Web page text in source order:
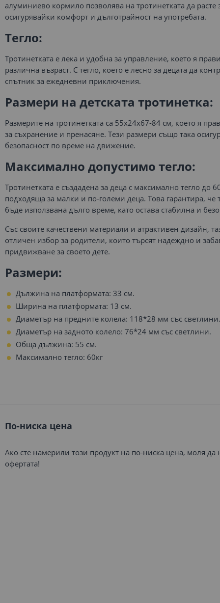
алуминиево кормило позволява на тротинетката да расте
осигурявайки комфорт и дълготрайност на употребата.
Тегло:
Тротинетката е лека и удобна за управление, което я
различна възраст. С тегло, което е лесно за децата да
спътник за ежедневни приключения.
Размери на детската тротинетка:
Размерите на тротинетката са 55х24х67-84 см, което я
за съхранение и пренасяне. Тези размери също така
безопасност по време на движение.
Максимално допустимо тегло:
Тротинетката е създадена за деца с максимално тегло до
подходяща за малки и по-големи деца. Това гарантира, че
бъде използвана дълго време, като остава стабилна и
Със своите качествени материали и атрактивен дизайн,
отличен избор за родители, които търсят надеждно и
придвижване за своето дете.
Размери:
Дължина на платформата: 33 см.
Ширина на платформата: 13 см.
Диаметър на предните колела: 118*28 мм със светлини.
Диаметър на задното колело: 76*24 мм със светлини.
Обща дължина: 55 см.
Максимално тегло: 60кг
По-ниска цена
Ако сте намерили този продукт на по-ниска цена, моля
офертата!